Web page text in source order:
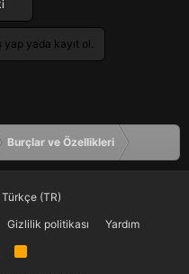
yada kayıt ol.
Burçlar ve Özellikleri
Türkçe (TR)
Gizlilik politikası
Yardım